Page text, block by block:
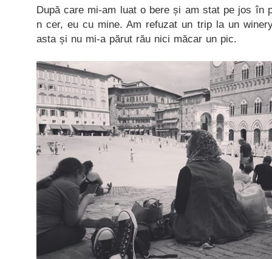
După care mi-am luat o bere și am stat pe jos în
n cer, eu cu mine. Am refuzat un trip la un
asta și nu mi-a părut rău nici măcar un pic.